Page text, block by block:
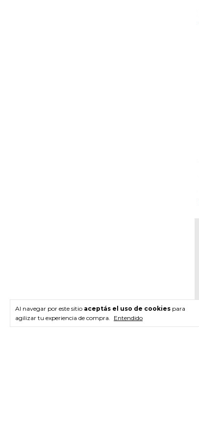
Al navegar por este sitio aceptás el uso de cookies para
agilizar tu experiencia de compra. Entendido